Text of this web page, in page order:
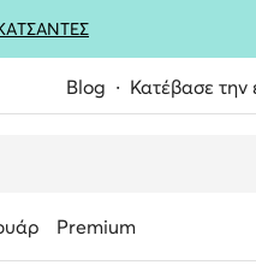
ΤΣΑΝΤΕΣ
Blog Κατέβασε
Premium